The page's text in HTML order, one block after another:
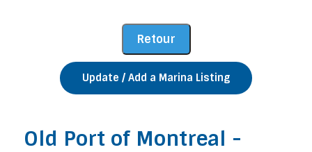
Update / Add a Marina Listing
Old Port of Montreal -